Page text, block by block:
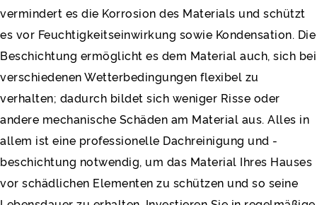
vermindert es die Korrosion des Materials und schützt
es vor Feuchtigkeitseinwirkung sowie Kondensation. Die
Beschichtung ermöglicht es dem Material auch, sich bei
verschiedenen Wetterbedingungen flexibel zu
verhalten; dadurch bildet sich weniger Risse oder
andere mechanische Schäden am Material aus. Alles in
allem ist eine professionelle Dachreinigung und -
beschichtung notwendig, um das Material Ihres Hauses
vor schädlichen Elementen zu schützen und so seine